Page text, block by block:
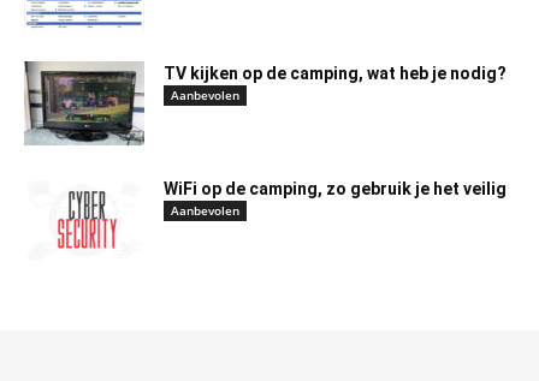
TV kijken op de camping, wat heb je nodig?
Aanbevolen
WiFi op de camping, zo gebruik je het veilig
Aanbevolen